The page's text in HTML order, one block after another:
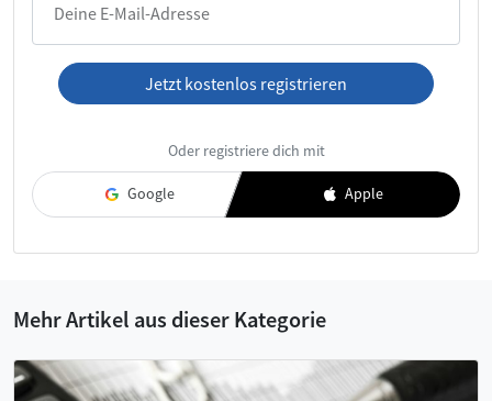
Deine E-Mail-Adresse
Jetzt kostenlos registrieren
Oder registriere dich mit
Google Apple
Mehr Artikel aus dieser Kategorie